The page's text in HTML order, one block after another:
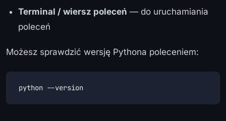
Terminal / wiersz poleceń — do uruchamiania
poleceń
Możesz sprawdzić wersję Pythona poleceniem:
python --version